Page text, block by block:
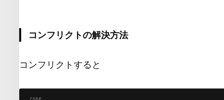
コンフリクトの解決方法
コンフリクトすると